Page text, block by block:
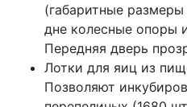
(габаритные
дне колесные опоры
Передняя дверь
Лотки для яиц из
Позволяют